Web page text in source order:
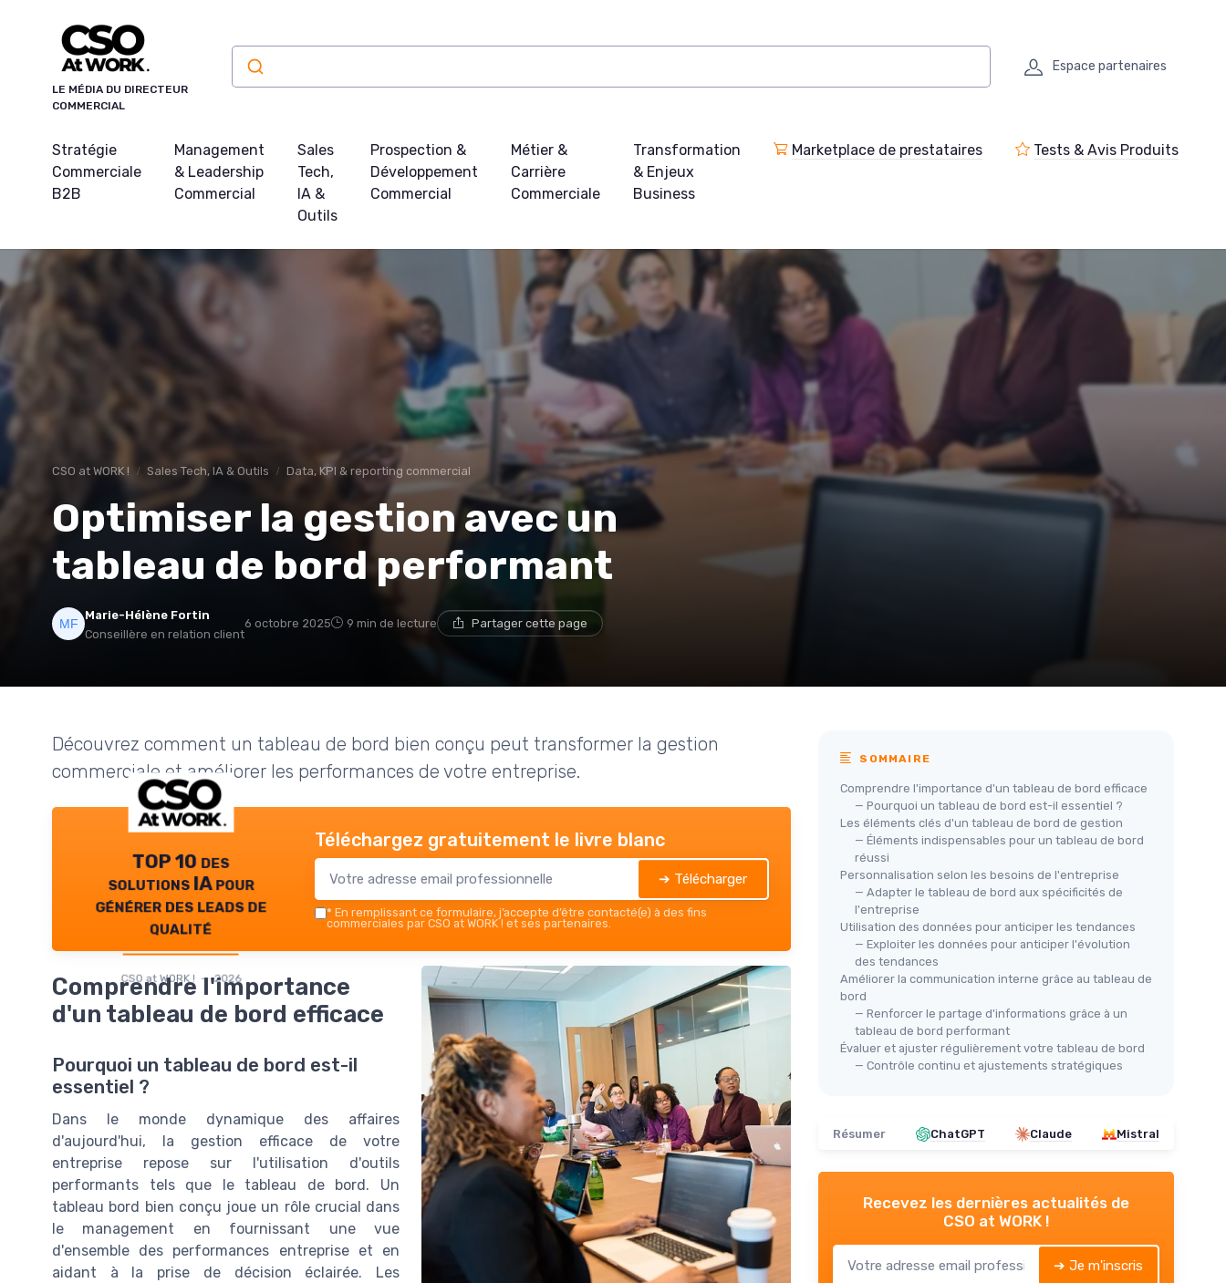
LE MÉDIA DU DIRECTEUR
COMMERCIAL
Espace partenaires
Stratégie
Commerciale
B2B
Management
& Leadership
Commercial
Sales
Tech,
IA &
Outils
Prospection &
Développement
Commercial
Métier &
Carrière
Commerciale
Transformation
& Enjeux
Business
Marketplace de prestataires Tests & Avis Produits
CSO at WORK ! Sales Tech, IA & Outils Data, KPI & reporting commercial
Optimiser la gestion avec un
tableau de bord performant
Marie-Hélène Fortin
Conseillère en relation client
6 octobre 2025 9 min de lecture Partager cette page
Découvrez comment un tableau de bord bien conçu peut transformer la gestion
commerciale et améliorer les performances de votre entreprise.
TOP 10 des
solutions IA pour
générer des leads de
qualité
CSO at WORK ! — 2026
Téléchargez gratuitement le livre blanc
➔ Télécharger
* En remplissant ce formulaire, j’accepte d’être contacté(e) à des fins
commerciales par CSO at WORK ! et ses partenaires.
Comprendre l'importance
d'un tableau de bord efficace
Pourquoi un tableau de bord est-il
essentiel ?
Dans le monde dynamique des affaires
d'aujourd'hui, la gestion efficace de votre
entreprise repose sur l'utilisation d'outils
performants tels que le tableau de bord. Un
tableau bord bien conçu joue un rôle crucial dans
le management en fournissant une vue
d'ensemble des performances entreprise et en
aidant à la prise de décision éclairée. Les
SOMMAIRE
Comprendre l'importance d'un tableau de bord efficace
— Pourquoi un tableau de bord est-il essentiel ?
Les éléments clés d'un tableau de bord de gestion
— Éléments indispensables pour un tableau de bord
réussi
Personnalisation selon les besoins de l'entreprise
— Adapter le tableau de bord aux spécificités de
l'entreprise
Utilisation des données pour anticiper les tendances
— Exploiter les données pour anticiper l'évolution
des tendances
Améliorer la communication interne grâce au tableau de
bord
— Renforcer le partage d'informations grâce à un
tableau de bord performant
Évaluer et ajuster régulièrement votre tableau de bord
— Contrôle continu et ajustements stratégiques
Résumer ChatGPT Claude Mistral
Recevez les dernières actualités de
CSO at WORK !
➔ Je m'inscris